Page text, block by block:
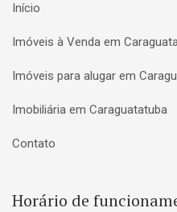
Início
Imóveis à Venda em
Imóveis para alugar em
Imobiliária em Caraguatatuba
Contato
Horário de